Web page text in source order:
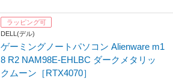
ラッピング可
DELL(デル)
ゲーミングノートパソコン Alienware m1
8 R2 NAM98E-EHLBC ダークメタリッ
クムーン［RTX4070］